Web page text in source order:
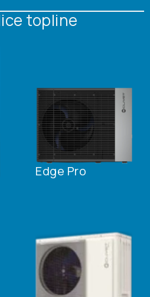
topline
Edge Pro